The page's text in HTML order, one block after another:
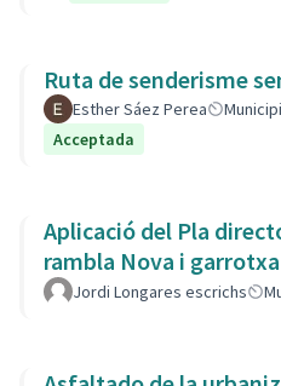
Ruta de senderisme
Esther Sáez Perea Municipi
Acceptada
Aplicació del Pla
rambla Nova i garrotxa
Jordi Longares escrichs